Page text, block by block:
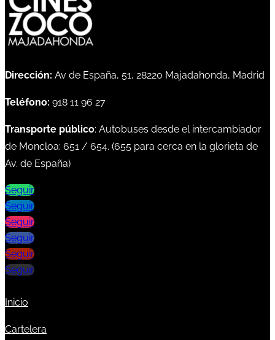
Dirección: Av de España, 51, 28220 Majadahonda, Madrid
Teléfono: 918 11 96 27
Transporte público: Autobuses desde el intercambiador
de Moncloa: 651 / 654. (655 para cerca en la glorieta de
Av. de España)
Seguir
Seguir
Seguir
Seguir
Seguir
Seguir
Inicio
Cartelera